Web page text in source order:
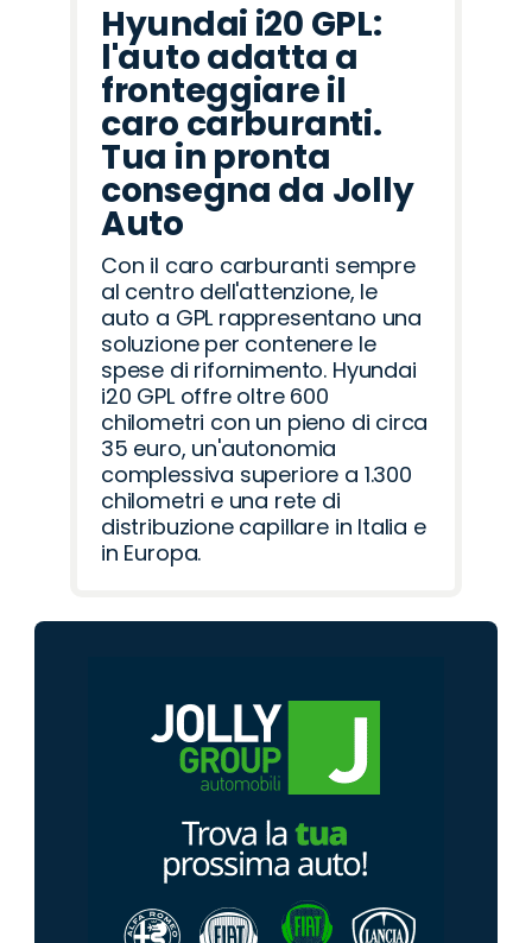
Hyundai i20 GPL:
l'auto adatta a
fronteggiare il
caro carburanti.
Tua in pronta
consegna da Jolly
Auto
Con il caro carburanti sempre
al centro dell'attenzione, le
auto a GPL rappresentano una
soluzione per contenere le
spese di rifornimento. Hyundai
i20 GPL offre oltre 600
chilometri con un pieno di circa
35 euro, un'autonomia
complessiva superiore a 1.300
chilometri e una rete di
distribuzione capillare in Italia e
in Europa.